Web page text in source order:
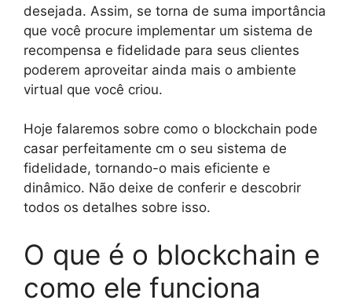
desejada. Assim, se torna de suma importância
que você procure implementar um sistema de
recompensa e fidelidade para seus clientes
poderem aproveitar ainda mais o ambiente
virtual que você criou.
Hoje falaremos sobre como o blockchain pode
casar perfeitamente cm o seu sistema de
fidelidade, tornando-o mais eficiente e
dinâmico. Não deixe de conferir e descobrir
todos os detalhes sobre isso.
O que é o blockchain e
como ele funciona